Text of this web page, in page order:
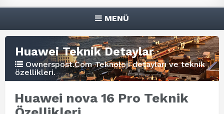
MENÜ
Huawei Teknik Detaylar
Ownerspost.Com Teknoloji detayları ve teknik
özellikleri.
Huawei nova 16 Pro Teknik